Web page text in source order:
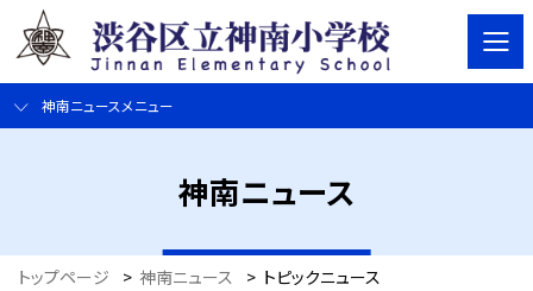
神南ニュースメニュー
神南ニュース
トップページ > 神南ニュース > トピックニュース